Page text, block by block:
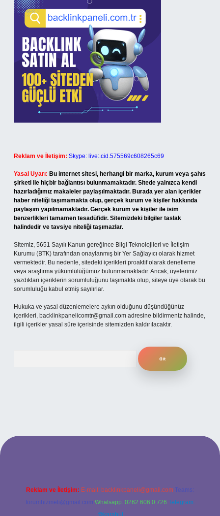
Reklam ve İletişim: Skype: live:.cid.575569c608265c69
Yasal Uyarı: Bu internet sitesi, herhangi bir marka, kurum veya şahıs
şirketi ile hiçbir bağlantısı bulunmamaktadır. Sitede yalnızca kendi
hazırladığımız makaleler paylaşılmaktadır. Burada yer alan içerikler
haber niteliği taşımamakta olup, gerçek kurum ve kişiler hakkında
paylaşım yapılmamaktadır. Gerçek kurum ve kişiler ile isim
benzerlikleri tamamen tesadüfidir. Sitemizdeki bilgiler taslak
halindedir ve tavsiye niteliği taşımazlar.
Sitemiz, 5651 Sayılı Kanun gereğince Bilgi Teknolojileri ve İletişim
Kurumu (BTK) tarafından onaylanmış bir Yer Sağlayıcı olarak hizmet
vermektedir. Bu nedenle, sitedeki içerikleri proaktif olarak denetleme
veya araştırma yükümlülüğümüz bulunmamaktadır. Ancak, üyelerimiz
yazdıkları içeriklerin sorumluluğunu taşımakta olup, siteye üye olarak bu
sorumluluğu kabul etmiş sayılırlar.
Hukuka ve yasal düzenlemelere aykırı olduğunu düşündüğünüz
içerikleri, backlinkpanelicomtr@gmail.com adresine bildirmeniz halinde,
ilgili içerikler yasal süre içerisinde sitemizden kaldırılacaktır.
giriş
Reklam ve İletişim: E-mail: backlinkpaneli@gmail.com Teams:
forumhizmeti@gmail.com Whatsapp: 0262 606 0 726 Telegram:
@karabul